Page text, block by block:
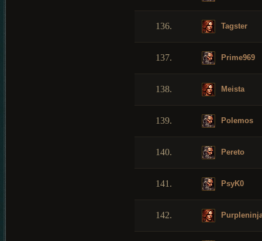
136. Tagster
137. Prime969
138. Meista
139. Polemos
140. Pereto
141. PsyK0
142.